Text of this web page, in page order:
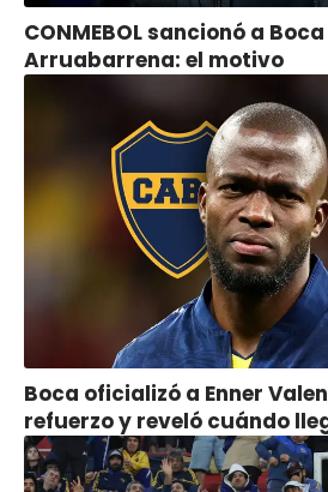
CONMEBOL sancionó a
Arruabarrena: el motivo
Boca oficializó a Enner
refuerzo y reveló cuándo